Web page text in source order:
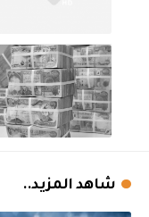
شاهد المزيد..